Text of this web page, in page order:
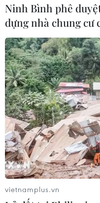
Ninh Bình phê
dựng nhà chung cư
vietnamplus.vn